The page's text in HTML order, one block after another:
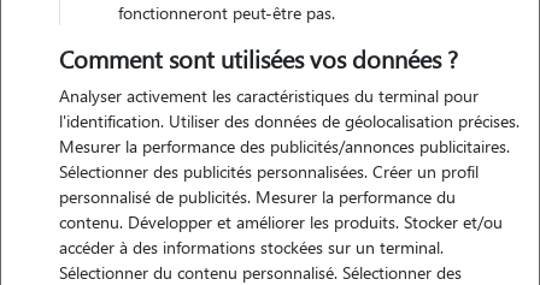
Expérience
propriétaire depuis des années, et grandis avec chats et chiens
jusqu'à la majorité. je suis désormais accompagnée également autour
de moi de divers animaux dont les miens. je n'ai aucun mal à passer
mon temps dehors
fonctionneront peut-être pas.
Comment sont utilisées vos données ?
Analyser activement les caractéristiques du terminal pour
l'identification. Utiliser des données de géolocalisation précises.
Mesurer la performance des publicités/annonces publicitaires.
Sélectionner des publicités personnalisées. Créer un profil
personnalisé de publicités. Mesurer la performance du
contenu. Développer et améliorer les produits. Stocker et/ou
accéder à des informations stockées sur un terminal.
Sélectionner du contenu personnalisé. Sélectionner des